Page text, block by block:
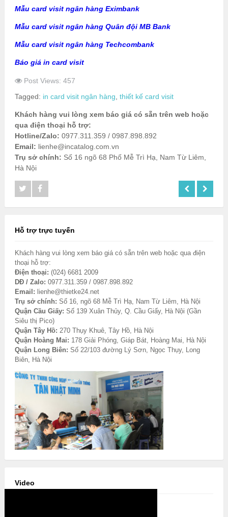
Mẫu card visit ngân hàng Eximbank
Mẫu card visit ngân hàng Quân đội MB Bank
Mẫu card visit ngân hàng Techcombank
Báo giá in card visit
Post Views: 457
Tagged: in card visit ngân hàng thiết kế card visit
Khách hàng vui lòng xem báo giá có sẵn trên web hoặc
qua điện thoại hỗ trợ:
Hotline/Zalo: 0977.311.359 / 0987.898.892
Email: lienhe@incatalog.com.vn
Trụ sở chính: Số 16 ngõ 68 Phố Mễ Trì Hạ, Nam Từ Liêm,
Hà Nội
Hỗ trợ trực tuyến
Khách hàng vui lòng xem báo giá có sẵn trên web hoặc qua điện
thoại hỗ trợ:
Điện thoại: (024) 6681 2009
DĐ / Zalo: 0977.311.359 / 0987.898.892
Email: lienhe@thietke24.net
Trụ sở chính: Số 16, ngõ 68 Mễ Trì Hạ, Nam Từ Liêm, Hà Nội
Quận Cầu Giấy: Số 139 Xuân Thủy, Q. Cầu Giấy, Hà Nội (Gần
Siêu thị Pico)
Quận Tây Hồ: 270 Thụy Khuê, Tây Hồ, Hà Nội
Quận Hoàng Mai: 178 Giải Phóng, Giáp Bát, Hoàng Mai, Hà Nội
Quận Long Biên: Số 22/103 đường Lý Sơn, Ngọc Thụy, Long
Biên, Hà Nội
Video